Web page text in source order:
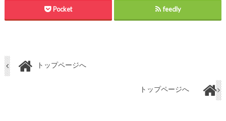
Pocket feedly
トップページへ
トップページへ